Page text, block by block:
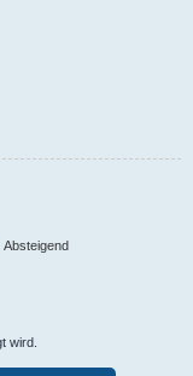
Absteigend
wird.